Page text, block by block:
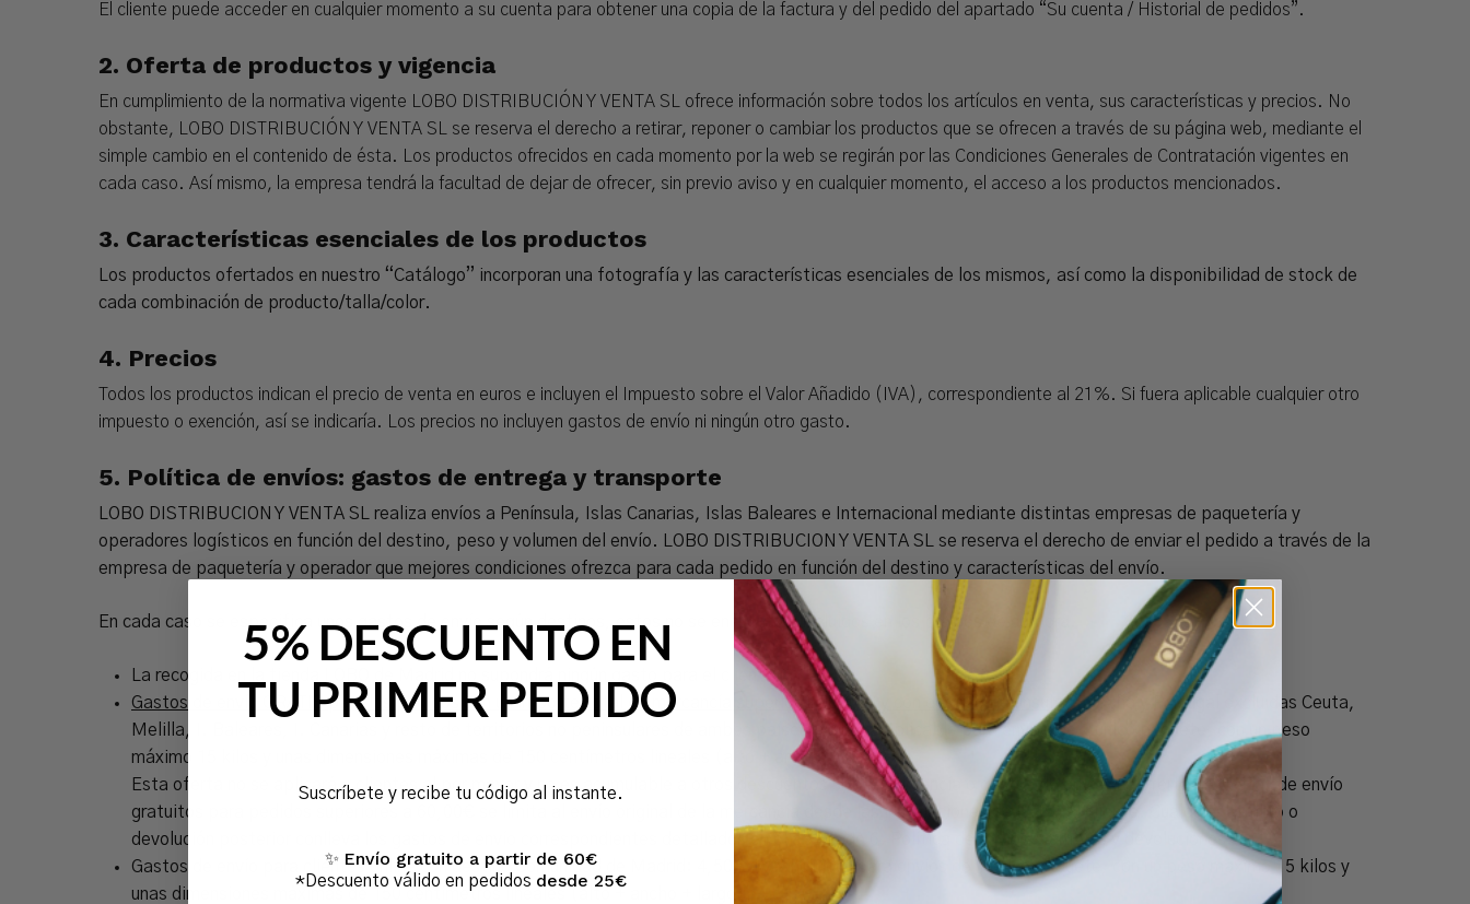
No hay productos en el carrito.
El cliente puede acceder en cualquier momento a su cuenta para obtener una copia de la factura y del pedido del apartado “Su cuenta / Historial de pedidos”.
2. Oferta de productos y vigencia
En cumplimiento de la normativa vigente LOBO DISTRIBUCIÓN Y VENTA SL ofrece información sobre todos los artículos en venta, sus características y precios. No
obstante, LOBO DISTRIBUCIÓN Y VENTA SL se reserva el derecho a retirar, reponer o cambiar los productos que se ofrecen a través de su página web, mediante el
simple cambio en el contenido de ésta. Los productos ofrecidos en cada momento por la web se regirán por las Condiciones Generales de Contratación vigentes en
cada caso. Así mismo, la empresa tendrá la facultad de dejar de ofrecer, sin previo aviso y en cualquier momento, el acceso a los productos mencionados.
3. Características esenciales de los productos
Los productos ofertados en nuestro “Catálogo” incorporan una fotografía y las características esenciales de los mismos, así como la disponibilidad de stock de
cada combinación de producto/talla/color.
4. Precios
Todos los productos indican el precio de venta en euros e incluyen el Impuesto sobre el Valor Añadido (IVA), correspondiente al 21%. Si fuera aplicable cualquier otro
impuesto o exención, así se indicaría. Los precios no incluyen gastos de envío ni ningún otro gasto.
5. Política de envíos: gastos de entrega y transporte
LOBO DISTRIBUCION Y VENTA SL realiza envíos a Península, Islas Canarias, Islas Baleares e Internacional mediante distintas empresas de paquetería y
operadores logísticos en función del destino, peso y volumen del envío. LOBO DISTRIBUCION Y VENTA SL se reserva el derecho de enviar el pedido a través de la
empresa de paquetería y operador que mejores condiciones ofrezca para cada pedido en función del destino y características del envío.
En cada caso se especifica unos gastos de envío según destinos, estos no se encuentran incluidos en los precios de compra.
La recogida en la tienda LOBO de Madrid no supondrá ningún gasto para el cliente.
Gastos de envío GRATIS para los pedidos con un importe total de mercancía superior a 60,00€ y con destino Península(España y Portugal excluidas Ceuta,
Melilla, I. Baleares, I. Canarias y resto de territorios no peninsulares de ambos países). Oferta aplicable para envíos de 1 único paquete, con un peso
máximo 15 kilos y unas dimensiones máximas de 150 centímetros lineales (alto + ancho + largo).
Esta oferta no se aplicará a clientes al por mayor y no es acumulable a otros descuentos sobre mercancía o gastos de envío. La oferta de gastos de envío
gratuitos para pedidos superiores a 60,00€ se limita al envío original de la mercancía desde las instalaciones de LOBO al cliente. Cualquier cambio o
devolución posterior conlleva los gastos de envío correspondientes detallados en el apartado 6. Política de envíos: cambios y devoluciones.
Gastos de envío para clientes online con destino Comunidad de Madrid: 4,50€, IVA incluido, para envíos de 1 único paquete, con un peso máximo 15 kilos y
unas dimensiones máximas de 150 centímetros lineales (alto + ancho + largo).
5% DESCUENTO EN
TU PRIMER PEDIDO
Suscríbete y recibe tu código al instante.
✨ Envío gratuito a partir de 60€
*Descuento válido en pedidos desde 25€